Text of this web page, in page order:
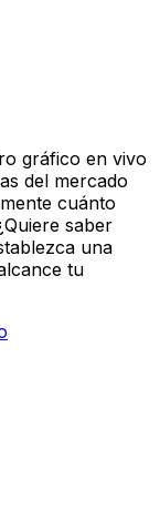
gráfico en vivo
del mercado
cuánto
saber
una
tu